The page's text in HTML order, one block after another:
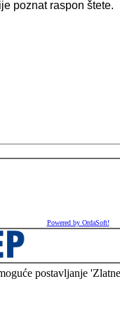
poznat raspon štete.
Powered by OrdaSoft!
postavljanje